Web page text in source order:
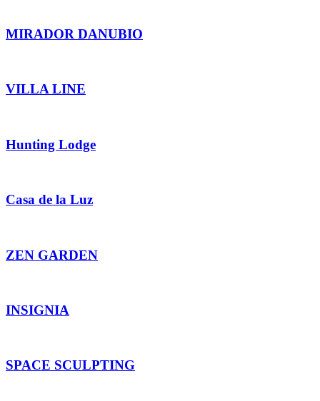
MIRADOR DANUBIO
VILLA LINE
Hunting Lodge
Casa de la Luz
ZEN GARDEN
INSIGNIA
SPACE SCULPTING